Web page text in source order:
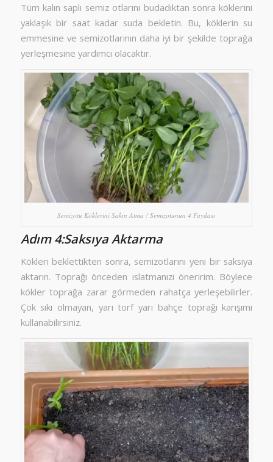
Tüm kalın saplı semiz otlarını budadıktan sonra köklerini
yaklaşık bir saat kadar suda bekletin. Bu, köklerin su
emmesine ve semizotlarının daha iyi bir şekilde toprağa
yerleşmesine yardımcı olacaktır.
Semizotu Köklerini Sakın Atma ! Semizotunun 4 Faydası
Adım 4:Saksıya Aktarma
Kökleri beklettikten sonra, semizotlarını yeni bir saksıya
aktarın. Toprağı önceden ıslatmanızı öneririm. Böylece
kökler toprağa zarar görmeden rahatça yerleşebilirler.
Çok sıkı olmayan, yarı torf yarı bahçe toprağı karışımı
kullanabilirsiniz.